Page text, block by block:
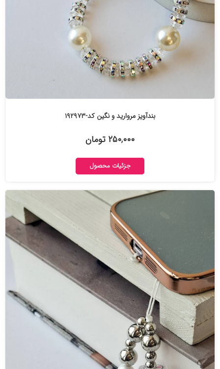
بندآویز مروارید و نگین کد-۱۹۲۹۷۳
۲۵۰,۰۰۰ تومان
جزئیات محصول